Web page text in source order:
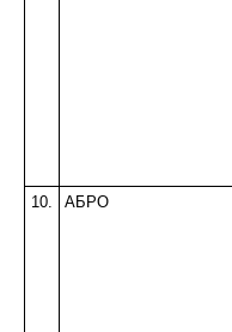
10.
АБРО